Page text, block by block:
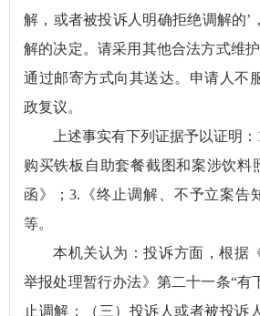
解，或者被投诉人明确拒绝调解的’
解的决定。请采用其他合法方式维
通过邮寄方式向其送达。申请人不
政复议。
上述事实有下列证据予以证明
购买铁板自助套餐截图和案涉饮料
函》；3.《终止调解、不予立案告
等。
本机关认为：投诉方面，根据
举报处理暂行办法》第二十一条“有
止调解：（三）投诉人或者被投诉